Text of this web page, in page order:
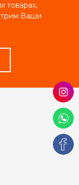
товарах,
Ваши